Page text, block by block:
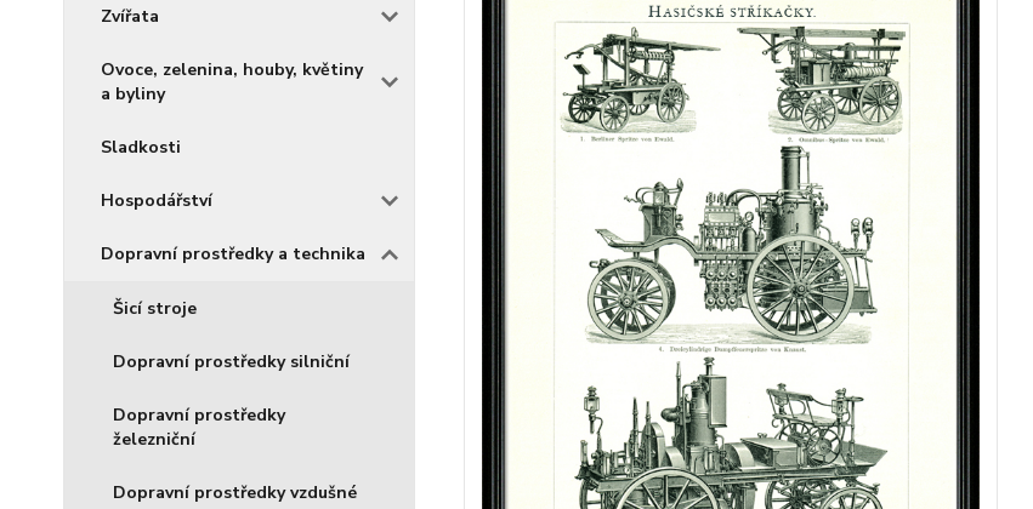
Zvířata
Ovoce, zelenina, houby, květiny
a byliny
Sladkosti
Hospodářství
Dopravní prostředky a technika
Šicí stroje
Dopravní prostředky silniční
Dopravní prostředky
železniční
Dopravní prostředky vzdušné